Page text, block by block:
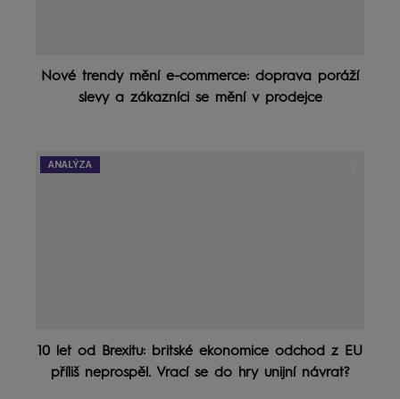
Nové trendy mění e-commerce: doprava poráží
slevy a zákazníci se mění v prodejce
ANALÝZA
10 let od Brexitu: britské ekonomice odchod z EU
příliš neprospěl. Vrací se do hry unijní návrat?